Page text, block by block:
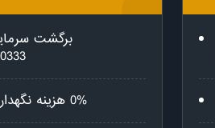
برگشت
BTC
0% هزینه نگهداری روزانه